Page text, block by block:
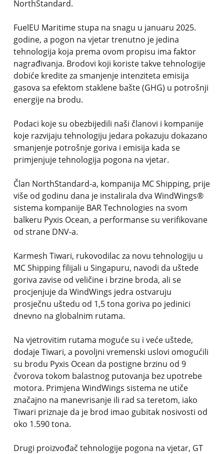
NorthStandard.
FuelEU Maritime stupa na snagu u januaru 2025.
godine, a pogon na vjetar trenutno je jedina
tehnologija koja prema ovom propisu ima faktor
nagrađivanja. Brodovi koji koriste takve tehnologije
dobiće kredite za smanjenje intenziteta emisija
gasova sa efektom staklene bašte (GHG) u potrošnji
energije na brodu.
Podaci koje su obezbijedili naši članovi i kompanije
koje razvijaju tehnologiju jedara pokazuju dokazano
smanjenje potrošnje goriva i emisija kada se
primjenjuje tehnologija pogona na vjetar.
Član NorthStandard-a, kompanija MC Shipping, prije
više od godinu dana je instalirala dva WindWings®
sistema kompanije BAR Technologies na svom
balkeru Pyxis Ocean, a performanse su verifikovane
od strane DNV-a.
Karmesh Tiwari, rukovodilac za novu tehnologiju u
MC Shipping filijali u Singapuru, navodi da uštede
goriva zavise od veličine i brzine broda, ali se
procjenjuje da WindWings jedra ostvaruju
prosječnu uštedu od 1,5 tona goriva po jedinici
dnevno na globalnim rutama.
Na vjetrovitim rutama moguće su i veće uštede,
dodaje Tiwari, a povoljni vremenski uslovi omogućili
su brodu Pyxis Ocean da postigne brzinu od 9
čvorova tokom balastnog putovanja bez upotrebe
motora. Primjena WindWings sistema ne utiče
značajno na manevrisanje ili rad sa teretom, iako
Tiwari priznaje da je brod imao gubitak nosivosti od
oko 1.590 tona.
Drugi proizvođač tehnologije pogona na vjetar, GT